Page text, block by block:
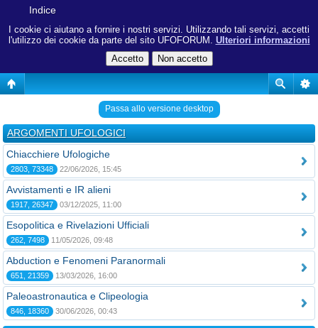
I cookie ci aiutano a fornire i nostri servizi. Utilizzando tali servizi, accetti
l'utilizzo dei cookie da parte del sito UFOFORUM. Ulteriori informazioni
Indice
Passa allo versione desktop
ARGOMENTI UFOLOGICI
Chiacchiere Ufologiche
2803, 73348 22/06/2026, 15:45
Avvistamenti e IR alieni
1917, 26347 03/12/2025, 11:00
Esopolitica e Rivelazioni Ufficiali
262, 7498 11/05/2026, 09:48
Abduction e Fenomeni Paranormali
651, 21359 13/03/2026, 16:00
Paleoastronautica e Clipeologia
846, 18360 30/06/2026, 00:43